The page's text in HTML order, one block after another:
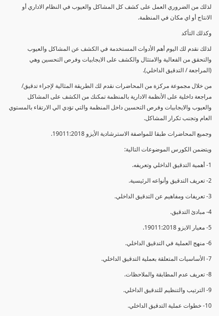
لذلك من الضروري العمل على كشف كل المشاكل والعيوب في النظام الاداري أو
الانتاج أو اي مكان في المنظمة.
وكذلك التأكد
لذلك نقدم لك اليوم أهم الأدوات المستخدمة في الكشف عن المشاكل والعيوب
والتحقق من الفعالية والامتثال والكشف على الايجابيات وفرص التحسين وهي
(المراجعة / التدقيق الداخلي).
من خلال مجموعة مركزة من المحاضرات نقدم لك الطريقة المثالية لإجراء تدقيق/
مراجعة داخلية على الأنظمة الادارية بالمنظمة تمكنك من الكشف على المشاكل
والعيوب والايجابيات وفرص التحسين داخل المنظمة والتي تؤدي الي الارتقاء بالمستوي
العام وتجنب تكرار المشاكل.
وجميع المحاضرات طبقا للمواصفة الاسترشادية الأيزو 19011:2018.
ويتضمن الكورس الموضوعات التالية:
1- أهمية التدقيق الداخلي وتعريفه.
2- تعريف التدقيق وأنواعه الرئيسية.
3- تعريفات ومفاهيم عن التدقيق الداخلي.
4- مبادئ التدقيق.
5- معيار الايزو 19011:2018.
6- منهج العملية في التدقيق الداخلي.
7- الأساسيات المتعلقة بعملية التدقيق الداخلي.
8- تعريف عدم المطابقة والملاحظات.
9- الترتيب والتنظيم للتدقيق الداخلي.
10- خطوات عملية التدقيق الداخلي.